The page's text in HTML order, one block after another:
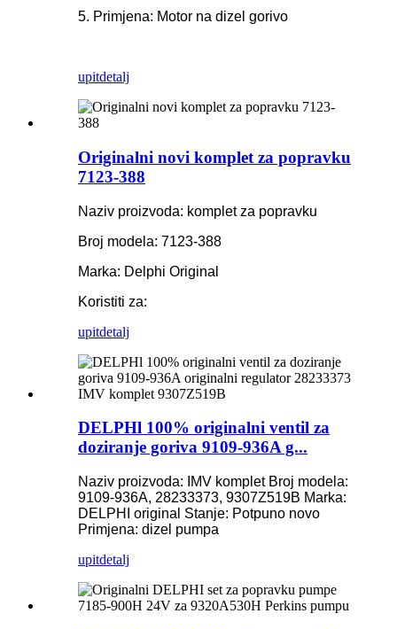
5. Primjena: Motor na dizel gorivo
upitdetalj
Originalni novi komplet za popravku
7123-388
Naziv proizvoda: komplet za popravku
Broj modela: 7123-388
Marka: Delphi Original
Koristiti za:
upitdetalj
DELPHl 100% originalni ventil za
doziranje goriva 9109-936A g...
Naziv proizvoda: IMV komplet Broj modela:
9109-936A, 28233373, 9307Z519B Marka:
DELPHI original Stanje: Potpuno novo
Primjena: dizel pumpa
upitdetalj